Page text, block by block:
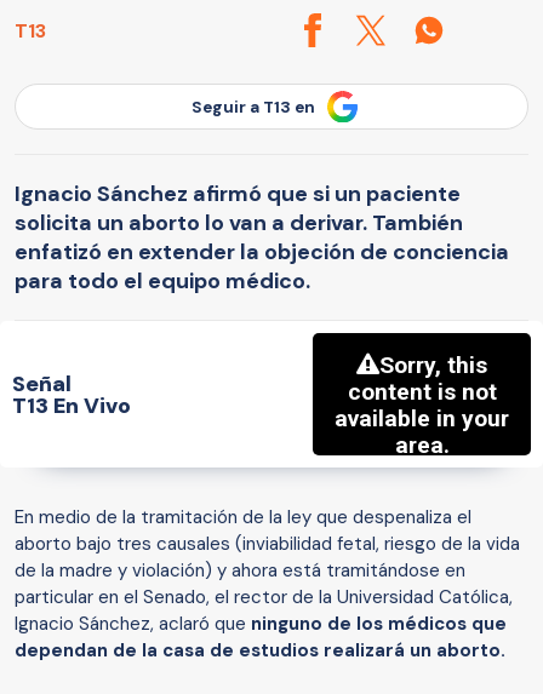
T13
Seguir a T13 en
Ignacio Sánchez afirmó que si un paciente
solicita un aborto lo van a derivar. También
enfatizó en extender la objeción de conciencia
para todo el equipo médico.
Señal
T13 En Vivo
En medio de la tramitación de la ley que despenaliza el
aborto bajo tres causales (inviabilidad fetal, riesgo de la vida
de la madre y violación) y ahora está tramitándose en
particular en el Senado, el rector de la Universidad Católica,
Ignacio Sánchez, aclaró que ninguno de los médicos que
dependan de la casa de estudios realizará un aborto.